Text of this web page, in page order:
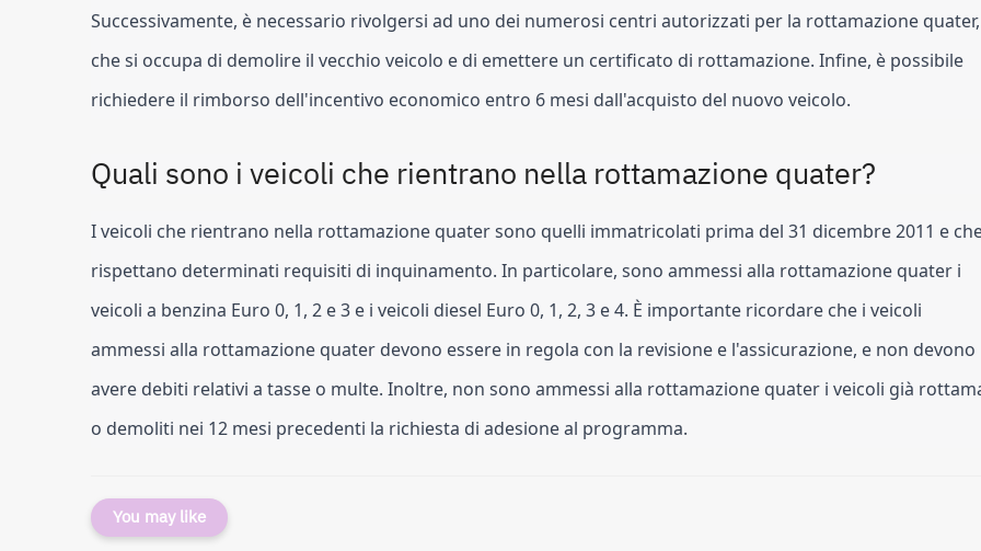
Successivamente, è necessario rivolgersi ad uno dei numerosi centri autorizzati per la rottamazione quater,
che si occupa di demolire il vecchio veicolo e di emettere un certificato di rottamazione. Infine, è possibile
richiedere il rimborso dell'incentivo economico entro 6 mesi dall'acquisto del nuovo veicolo.
Quali sono i veicoli che rientrano nella rottamazione quater?
I veicoli che rientrano nella rottamazione quater sono quelli immatricolati prima del 31 dicembre 2011 e
rispettano determinati requisiti di inquinamento. In particolare, sono ammessi alla rottamazione quater i
veicoli a benzina Euro 0, 1, 2 e 3 e i veicoli diesel Euro 0, 1, 2, 3 e 4. È importante ricordare che i veicoli
ammessi alla rottamazione quater devono essere in regola con la revisione e l'assicurazione, e non devono
avere debiti relativi a tasse o multe. Inoltre, non sono ammessi alla rottamazione quater i veicoli già
o demoliti nei 12 mesi precedenti la richiesta di adesione al programma.
You may like